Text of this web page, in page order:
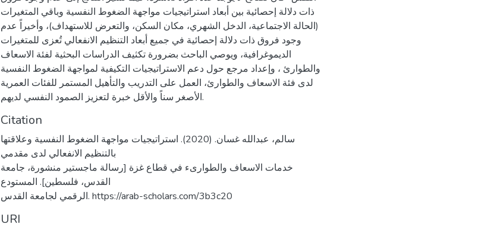
ذات دلالة إحصائية بين أبعاد استراتيجيات مواجهة الضغوط النفسية وباقي المتغيرات
(الحالة الاجتماعية، الدخل الشهري، مكان السكن، والتعرض للاستهداف)، وأخيراً عدم
وجود فروق ذات دلالة إحصائية في جميع أبعاد التنظيم الانفعالي تُعزى للمتغيرات
الديموغرافية، ويوصي الباحث بضرورة تكثيف الدراسات البحثية لفئة الاسعاف
والطوارئ ، وإعداد مرجع حول دعم الاستراتيجيات التكيفية لمواجهة الضغوط النفسية
لدى فئة الاسعاف والطوارئ، العمل على التدريب والتأهيل المستمر للفئات العمرية
الأصغر سناً والأقل خبرة لتعزيز الصمود النفسي لديهم.
Citation
سالم، عبدالله غسان. (2020). استراتيجيات مواجهة الضغوط النفسية وعلاقتها
بالتنظيم الانفعالي لدى مقدمي
خدمات الاسعاف والطوارىء في قطاع غزة [رسالة ماجستير منشورة، جامعة
القدس، فلسطين]. المستودع
الرقمي لجامعة القدس. https://arab-scholars.com/3b3c20
URI